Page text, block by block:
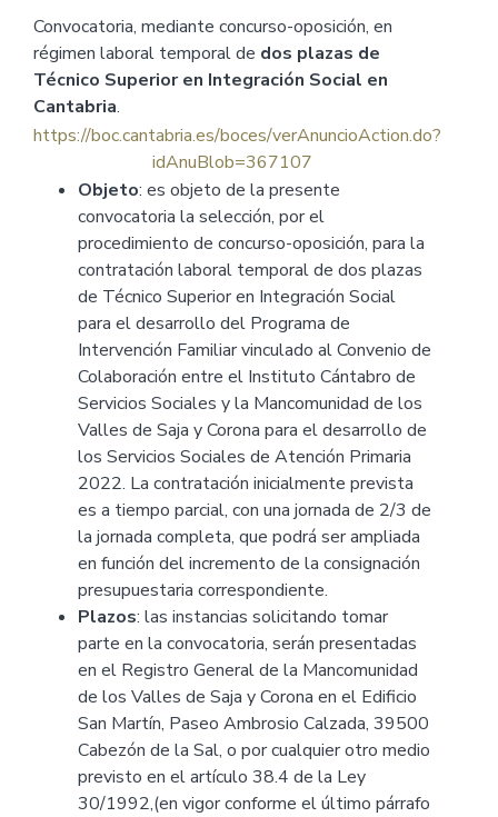
Convocatoria, mediante concurso-oposición, en
régimen laboral temporal de dos plazas de
Técnico Superior en Integración Social en
Cantabria.
https://boc.cantabria.es/boces/verAnuncioAction.do?
idAnuBlob=367107
Objeto: es objeto de la presente
convocatoria la selección, por el
procedimiento de concurso-oposición, para la
contratación laboral temporal de dos plazas
de Técnico Superior en Integración Social
para el desarrollo del Programa de
Intervención Familiar vinculado al Convenio de
Colaboración entre el Instituto Cántabro de
Servicios Sociales y la Mancomunidad de los
Valles de Saja y Corona para el desarrollo de
los Servicios Sociales de Atención Primaria
2022. La contratación inicialmente prevista
es a tiempo parcial, con una jornada de 2/3 de
la jornada completa, que podrá ser ampliada
en función del incremento de la consignación
presupuestaria correspondiente.
Plazos: las instancias solicitando tomar
parte en la convocatoria, serán presentadas
en el Registro General de la Mancomunidad
de los Valles de Saja y Corona en el Edificio
San Martín, Paseo Ambrosio Calzada, 39500
Cabezón de la Sal, o por cualquier otro medio
previsto en el artículo 38.4 de la Ley
30/1992,(en vigor conforme el último párrafo